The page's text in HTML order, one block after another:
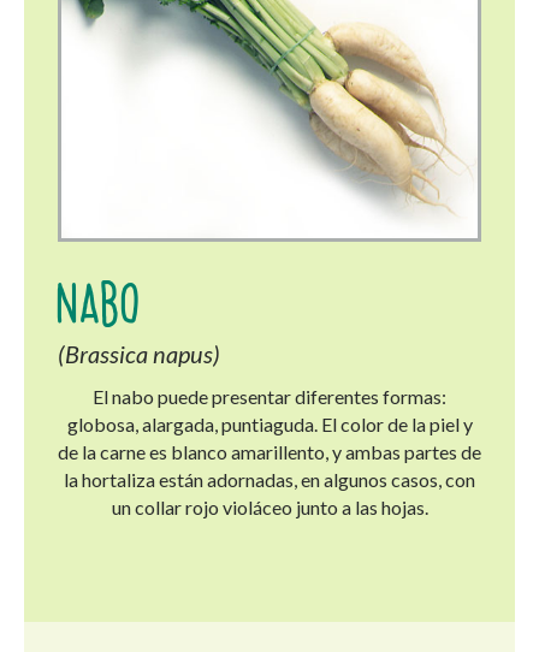
NABO
(Brassica napus)
El nabo puede presentar diferentes formas:
globosa, alargada, puntiaguda. El color de la piel y
de la carne es blanco amarillento, y ambas partes de
la hortaliza están adornadas, en algunos casos, con
un collar rojo violáceo junto a las hojas.